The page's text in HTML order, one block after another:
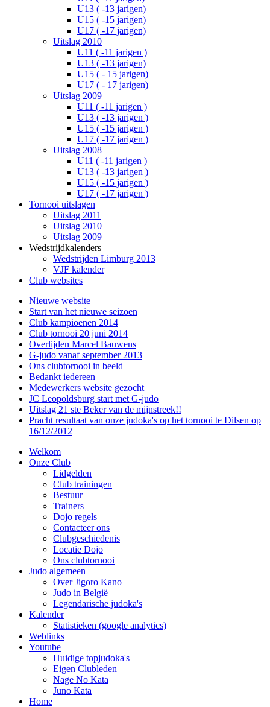
U13 ( -13 jarigen)
U15 ( -15 jarigen)
U17 ( -17 jarigen)
Uitslag 2010
U11 ( -11 jarigen )
U13 ( -13 jarigen)
U15 ( - 15 jarigen)
U17 ( - 17 jarigen)
Uitslag 2009
U11 ( -11 jarigen )
U13 ( -13 jarigen )
U15 ( -15 jarigen )
U17 ( -17 jarigen )
Uitslag 2008
U11 ( -11 jarigen )
U13 ( -13 jarigen )
U15 ( -15 jarigen )
U17 ( -17 jarigen )
Tornooi uitslagen
Uitslag 2011
Uitslag 2010
Uitslag 2009
Wedstrijdkalenders
Wedstrijden Limburg 2013
VJF kalender
Club websites
Nieuwe website
Start van het nieuwe seizoen
Club kampioenen 2014
Club tornooi 20 juni 2014
Overlijden Marcel Bauwens
G-judo vanaf september 2013
Ons clubtornooi in beeld
Bedankt iedereen
Medewerkers website gezocht
JC Leopoldsburg start met G-judo
Uitslag 21 ste Beker van de mijnstreek!!
Pracht resultaat van onze judoka's op het tornooi te Dilsen op
16/12/2012
Welkom
Onze Club
Lidgelden
Club trainingen
Bestuur
Trainers
Dojo regels
Contacteer ons
Clubgeschiedenis
Locatie Dojo
Ons clubtornooi
Judo algemeen
Over Jigoro Kano
Judo in België
Legendarische judoka's
Kalender
Statistieken (google analytics)
Weblinks
Youtube
Huidige topjudoka's
Eigen Clubleden
Nage No Kata
Juno Kata
Home